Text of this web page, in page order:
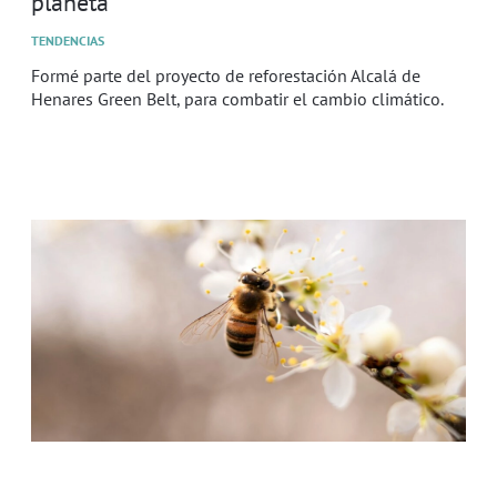
TENDENCIAS
Formé parte del proyecto de reforestación Alcalá de
Henares Green Belt, para combatir el cambio climático.